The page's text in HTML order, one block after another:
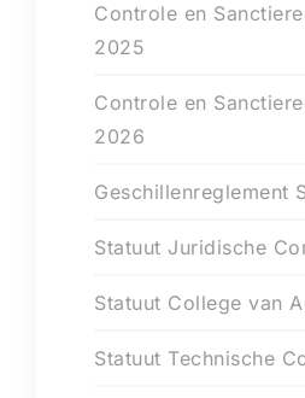
Controle en
2025
Controle en
2026
Geschillenreglement
Statuut Juridische
Statuut College van
Statuut Technische